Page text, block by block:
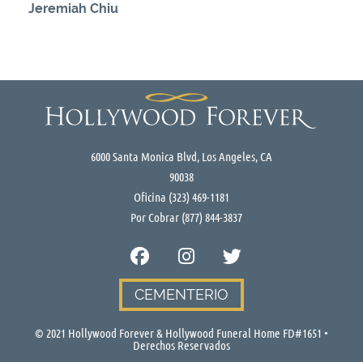
Jeremiah Chiu
6000 Santa Monica Blvd, Los Angeles, CA
90038
Oficina (323) 469-1181
Por Cobrar (877) 844-3837
CEMENTERIO
© 2021 Hollywood Forever & Hollywood Funeral Home FD#1651 •
Derechos Reservados